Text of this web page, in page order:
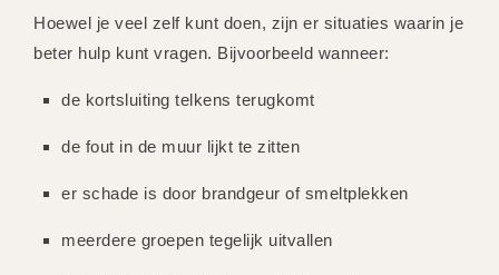
Hoewel je veel zelf kunt doen, zijn er situaties waarin je
beter hulp kunt vragen. Bijvoorbeeld wanneer:
de kortsluiting telkens terugkomt
de fout in de muur lijkt te zitten
er schade is door brandgeur of smeltplekken
meerdere groepen tegelijk uitvallen